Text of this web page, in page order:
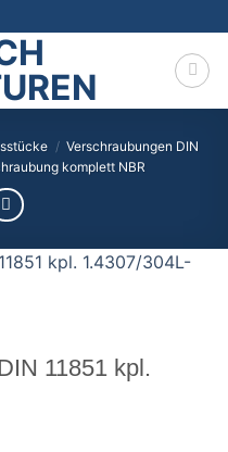
/ Verschraubungen DIN
komplett NBR
11851 kpl.